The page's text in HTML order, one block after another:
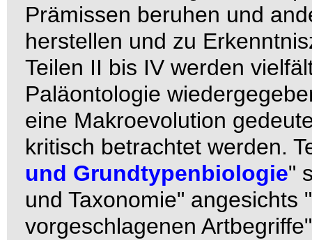
Prämissen beruhen und
herstellen und zu
Teilen II bis IV werden
Paläontologie
eine Makroevolution
kritisch betrachtet werden.
und Grundtypenbiologie"
und Taxonomie" angesichts
vorgeschlagenen